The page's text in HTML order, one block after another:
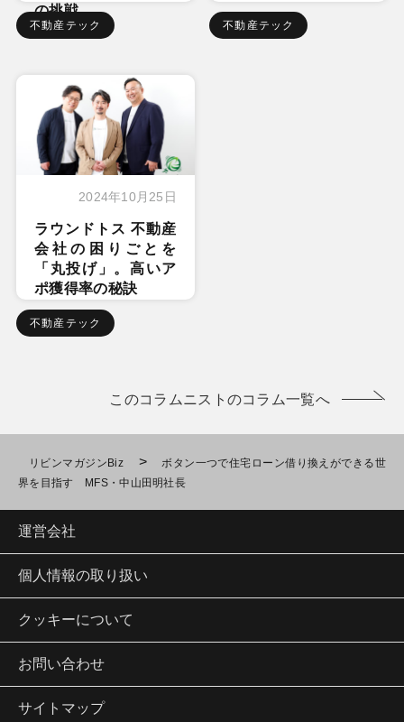
の挑戦
不動産テック 不動産テック
2024年10月25日
ラウンドトス 不動産
会社の困りごとを
「丸投げ」。高いア
ポ獲得率の秘訣
不動産テック
このコラムニストのコラム一覧へ
リビンマガジンBiz >
ボタン一つで住宅ローン借り換えができる世
界を目指す MFS・中山田明社長
運営会社
個人情報の取り扱い
クッキーについて
お問い合わせ
サイトマップ